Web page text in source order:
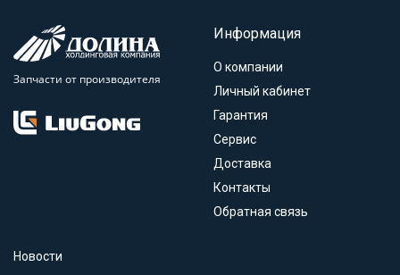
Запчасти от производителя
Информация
О компании
Личный кабинет
Гарантия
Сервис
Доставка
Контакты
Обратная связь
Новости